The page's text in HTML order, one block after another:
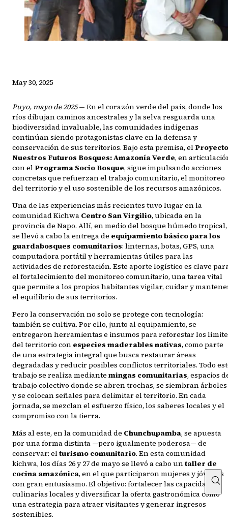
May 30, 2025
Puyo, mayo de 2025— En el corazón verde del país, donde los
ríos dibujan caminos ancestrales y la selva resguarda una
biodiversidad invaluable, las comunidades indígenas
continúan siendo protagonistas clave en la defensa y
conservación de sus territorios. Bajo esta premisa, el Proyecto
Nuestros Futuros Bosques: Amazonía Verde, en
con el Programa Socio Bosque, sigue impulsando acciones
concretas que refuerzan el trabajo comunitario, el monitoreo
del territorio y el uso sostenible de los recursos amazónicos.
Una de las experiencias más recientes tuvo lugar en la
comunidad Kichwa Centro San Virgilio, ubicada en la
provincia de Napo. Allí, en medio del bosque húmedo tropical,
se llevó a cabo la entrega de equipamiento básico para los
guardabosques comunitarios: linternas, botas, GPS, una
computadora portátil y herramientas útiles para las
actividades de reforestación. Este aporte logístico es clave
el fortalecimiento del monitoreo comunitario, una tarea vital
que permite a los propios habitantes vigilar, cuidar y
el equilibrio de sus territorios.
Pero la conservación no solo se protege con tecnología:
también se cultiva. Por ello, junto al equipamiento, se
entregaron herramientas e insumos para reforestar los
del territorio con especies maderables nativas, como parte
de una estrategia integral que busca restaurar áreas
degradadas y reducir posibles conflictos territoriales. Todo
trabajo se realiza mediante mingas comunitarias, espacios
trabajo colectivo donde se abren trochas, se siembran árboles
y se colocan señales para delimitar el territorio. En cada
jornada, se mezclan el esfuerzo físico, los saberes locales y el
compromiso con la tierra.
Más al este, en la comunidad de Chunchupamba, se apuesta
por una forma distinta —pero igualmente poderosa— de
conservar: elturismo comunitario. En esta comunidad
kichwa, los días 26 y 27 de mayo se llevó a cabo untaller de
cocina amazónica, en el que participaron mujeres y jóvenes
con gran entusiasmo. El objetivo: fortalecer las capacidades
culinarias locales y diversificar la oferta gastronómica como
una estrategia para atraer visitantes y generar ingresos
sostenibles.